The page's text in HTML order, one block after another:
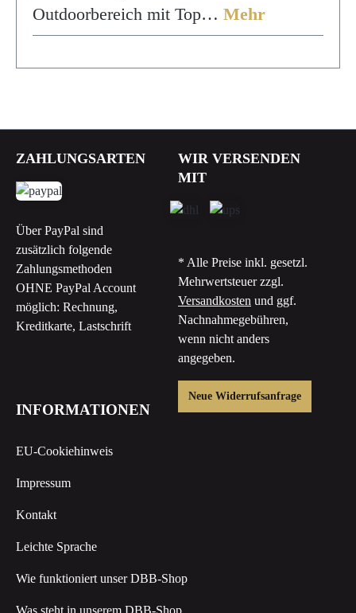
Outdoorbereich mit Top… Mehr
ZAHLUNGSARTEN
Über PayPal sind
zusätzlich folgende
Zahlungsmethoden
OHNE PayPal Account
möglich: Rechnung,
Kreditkarte, Lastschrift
WIR VERSENDEN
MIT
* Alle Preise inkl. gesetzl.
Mehrwertsteuer zzgl.
Versandkosten und ggf.
Nachnahmegebühren,
wenn nicht anders
angegeben.
Neue Widerrufsanfrage
INFORMATIONEN
EU-Cookiehinweis
Impressum
Kontakt
Leichte Sprache
Wie funktioniert unser DBB-Shop
Was steht in unserem DBB-Shop